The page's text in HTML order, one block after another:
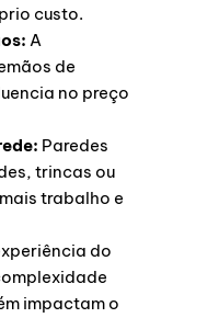
custo.
A
de
no preço
Paredes
trincas ou
trabalho e
do
impactam o